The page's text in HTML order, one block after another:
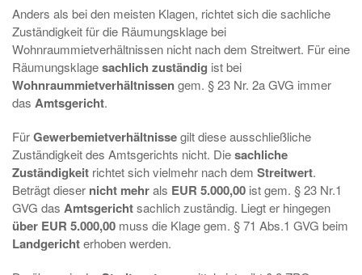
Anders als bei den meisten Klagen, richtet sich die sachliche
Zuständigkeit für die Räumungsklage bei
Wohnraummietverhältnissen nicht nach dem Streitwert. Für eine
Räumungsklagesachlich zuständig ist bei
Wohnraummietverhältnissengem. § 23 Nr. 2a GVG immer
das Amtsgericht.
FürGewerbemietverhältnissegilt diese ausschließliche
Zuständigkeit des Amtsgerichts nicht. Diesachliche
Zuständigkeit richtet sich vielmehr nach dem Streitwert.
Beträgt dieser nicht mehrals EUR 5.000,00 ist gem. § 23 Nr.1
GVG das Amtsgerichtsachlich zuständig. Liegt er hingegen
über EUR 5.000,00 muss die Klage gem. § 71 Abs.1 GVG beim
Landgerichterhoben werden.